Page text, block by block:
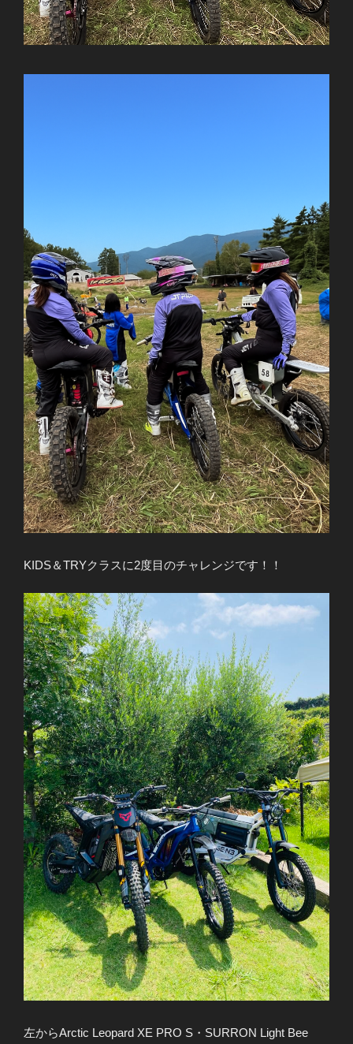
KIDS＆TRYクラスに2度目のチャレンジです！！
左からArctic Leopard XE PRO S・SURRON Light Bee